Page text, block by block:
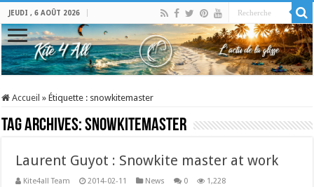
JEUDI , 6 AOÛT 2026
Accueil » Étiquette : snowkitemaster
Tag Archives:snowkitemaster
Laurent Guyot : Snowkite master at work
Kite4all Team 2014-02-11 News 0 1,228